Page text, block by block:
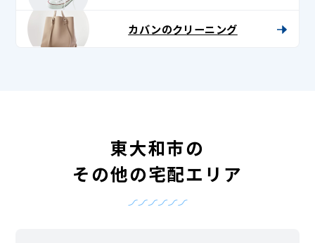
カバンのクリーニング
東大和市の
その他の宅配エリア